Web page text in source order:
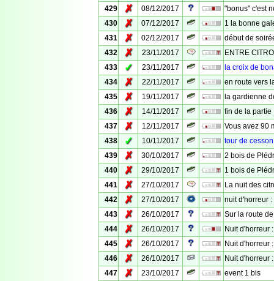
429 ✗ 08/12/2017
"bonus" c'est
430
✗ 07/12/2017
1 la bonne
431
✗ 02/12/2017
début de
432
✗ 23/11/2017
ENTRE
433
✓ 23/11/2017
la croix de
434
✗ 22/11/2017
en route vers
435
✗ 19/11/2017
la gardienne
436
✗ 14/11/2017
fin de la partie
437
✗ 12/11/2017
Vous avez 90
438
✓ 10/11/2017
tour de cesson
439
✗ 30/10/2017
2 bois de
440
✗ 29/10/2017
1 bois de
441
✗ 27/10/2017
La nuit des
442
✗ 27/10/2017
nuit d'horreur
443
✗ 26/10/2017
Sur la route
444
✗ 26/10/2017
Nuit d'horreur
445
✗ 26/10/2017
Nuit d'horreur
446
✗ 26/10/2017
Nuit d'horreur
447
✗ 23/10/2017
event 1 bis